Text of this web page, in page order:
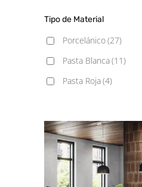
45x45(5)
60.8x60.8 (2)
60x60 (21)
60x60 - 20mm
60x120(24)
60x120 Antislip(1)
75x75
(25)
Tipo de Material
Porcelánico(27)
Pasta Blanca(11)
Pasta Roja(4)